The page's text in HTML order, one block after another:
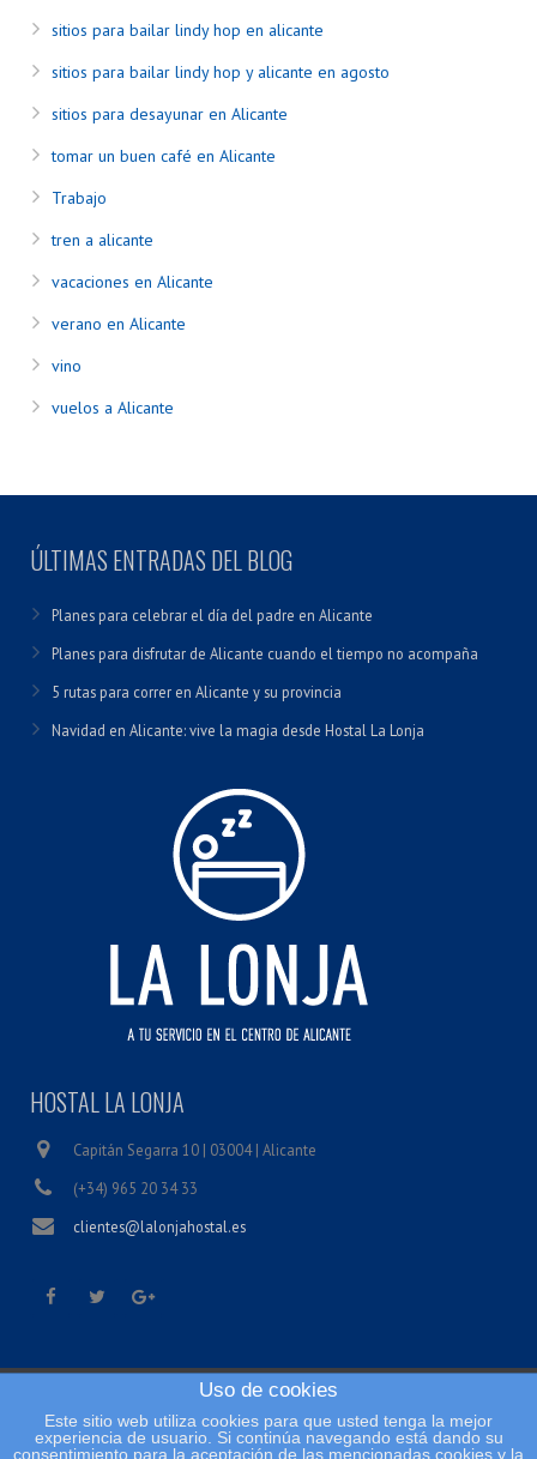
sitios para bailar lindy hop en alicante
sitios para bailar lindy hop y alicante en agosto
sitios para desayunar en Alicante
tomar un buen café en Alicante
Trabajo
tren a alicante
vacaciones en Alicante
verano en Alicante
vino
vuelos a Alicante
ÚLTIMAS ENTRADAS DEL BLOG
Planes para celebrar el día del padre en Alicante
Planes para disfrutar de Alicante cuando el tiempo no acompaña
5 rutas para correr en Alicante y su provincia
Navidad en Alicante: vive la magia desde Hostal La Lonja
HOSTAL LA LONJA
Capitán Segarra 10 | 03004 | Alicante
(+34) 965 20 34 33
clientes@lalonjahostal.es
Condiciones legales
Uso de cookies
Este sitio web utiliza cookies para que usted tenga la mejor
experiencia de usuario. Si continúa navegando está dando su
consentimiento para la aceptación de las mencionadas cookies y la